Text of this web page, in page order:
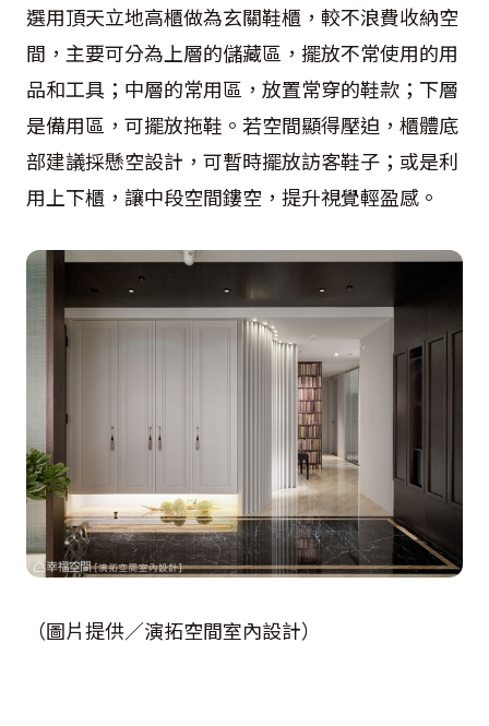
選用頂天立地高櫃做為玄關鞋櫃，較不浪費收納空
間，主要可分為上層的儲藏區，擺放不常使用的用
品和工具；中層的常用區，放置常穿的鞋款；下層
是備用區，可擺放拖鞋。若空間顯得壓迫，櫃體底
部建議採懸空設計，可暫時擺放訪客鞋子；或是利
用上下櫃，讓中段空間鏤空，提升視覺輕盈感。
（圖片提供／演拓空間室內設計）